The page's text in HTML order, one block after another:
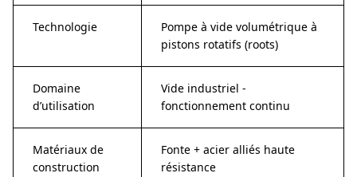
Technologie
Pompe à vide volumétrique à
pistons rotatifs (roots)
Domaine
d’utilisation
Vide industriel -
fonctionnement continu
Matériaux de
construction
Fonte + acier alliés haute
résistance